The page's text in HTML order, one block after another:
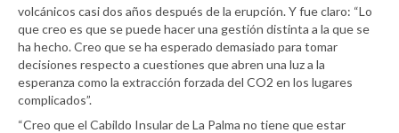
volcánicos casi dos años después de la erupción. Y fue claro: “Lo
que creo es que se puede hacer una gestión distinta a la que se
ha hecho. Creo que se ha esperado demasiado para tomar
decisiones respecto a cuestiones que abren una luz a la
esperanza como la extracción forzada del CO2 en los lugares
complicados”.
“Creo que el Cabildo Insular de La Palma no tiene que estar